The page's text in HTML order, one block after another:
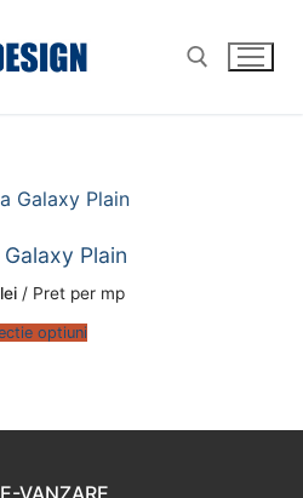
Plain
lei/ Pret per mp
optiuni
VANZARE